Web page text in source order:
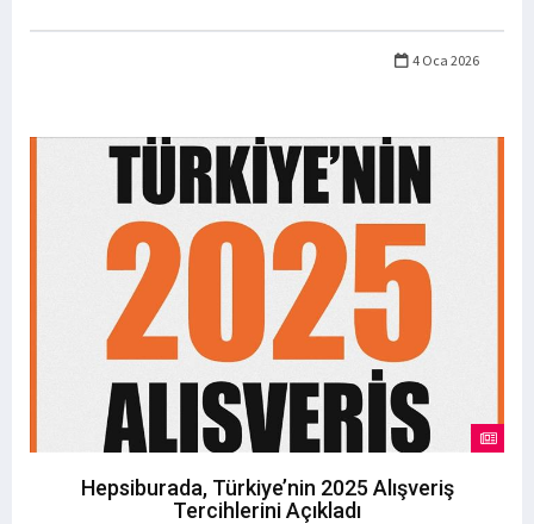
4 Oca 2026
Hepsiburada, Türkiye’nin 2025 Alışveriş
Tercihlerini Açıkladı